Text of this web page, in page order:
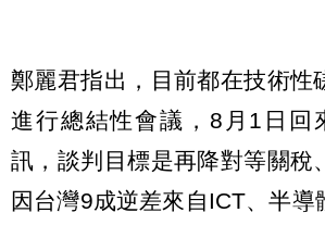
鄭麗君指出，目前都在技術性
進行總結性會議，8月1日回
訊，談判目標是再降對等關稅
因台灣9成逆差來自ICT、半導